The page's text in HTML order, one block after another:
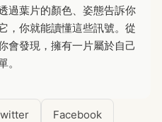
過葉片的顏色、姿態告訴你
，你就能讀懂這些訊號。從
會發現，擁有一片屬於自己
。
Facebook